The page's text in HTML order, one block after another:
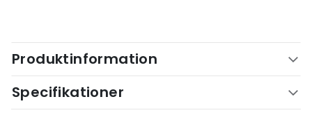
Produktinformation
Specifikationer